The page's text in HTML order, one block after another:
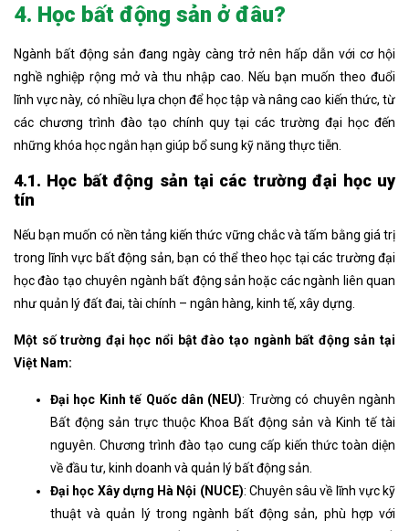
4. Học bất động sản ở đâu?
Ngành bất động sản đang ngày càng trở nên hấp dẫn với cơ hội
nghề nghiệp rộng mở và thu nhập cao. Nếu bạn muốn theo đuổi
lĩnh vực này, có nhiều lựa chọn để học tập và nâng cao kiến thức, từ
các chương trình đào tạo chính quy tại các trường đại học đến
những khóa học ngắn hạn giúp bổ sung kỹ năng thực tiễn.
4.1. Học bất động sản tại các trường đại học uy
tín
Nếu bạn muốn có nền tảng kiến thức vững chắc và tấm bằng giá trị
trong lĩnh vực bất động sản, bạn có thể theo học tại các trường đại
học đào tạo chuyên ngành bất động sản hoặc các ngành liên quan
như quản lý đất đai, tài chính – ngân hàng, kinh tế, xây dựng.
Một số trường đại học nổi bật đào tạo ngành bất động sản tại
Việt Nam:
Đại học Kinh tế Quốc dân (NEU): Trường có chuyên ngành
Bất động sản trực thuộc Khoa Bất động sản và Kinh tế tài
nguyên. Chương trình đào tạo cung cấp kiến thức toàn diện
về đầu tư, kinh doanh và quản lý bất động sản.
Đại học Xây dựng Hà Nội (NUCE): Chuyên sâu về lĩnh vực kỹ
thuật và quản lý trong ngành bất động sản, phù hợp với